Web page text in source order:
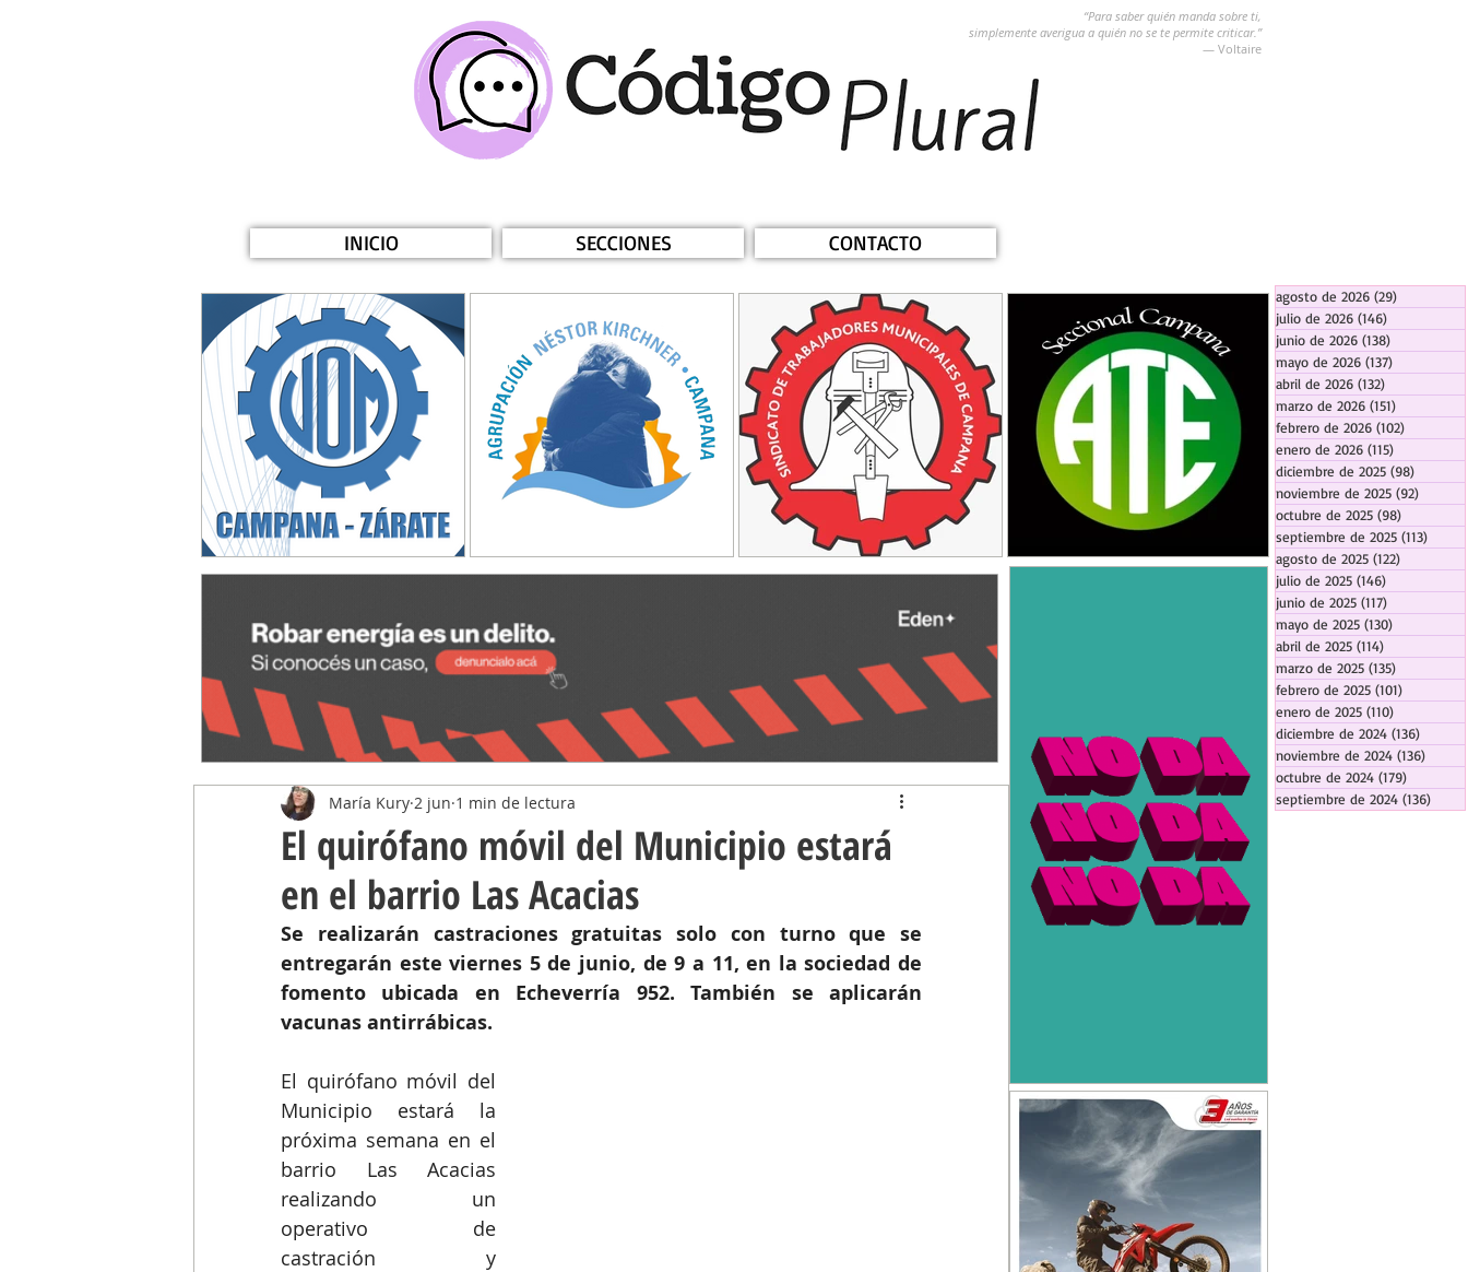
“Para saber quién manda sobre ti,
simplemente averigua a quién no se te permite criticar.”
― Voltaire
INICIO SECCIONES CONTACTO
El quirófano móvil del Municipio estará
en el barrio Las Acacias
María Kury 2 jun 1 min de lectura
Se realizarán castraciones gratuitas solo con turno que se
entregarán este viernes 5 de junio, de 9 a 11, en la sociedad de
fomento ubicada en Echeverría 952. También se aplicarán
vacunas antirrábicas.
El quirófano móvil del
Municipio estará la
próxima semana en el
barrio Las Acacias
realizando un
operativo de
castración y
agosto de 2026 (29)
julio de 2026 (146)
junio de 2026 (138)
mayo de 2026 (137)
abril de 2026 (132)
marzo de 2026 (151)
febrero de 2026 (102)
enero de 2026 (115)
diciembre de 2025 (98)
noviembre de 2025 (92)
octubre de 2025 (98)
septiembre de 2025 (113)
agosto de 2025 (122)
julio de 2025 (146)
junio de 2025 (117)
mayo de 2025 (130)
abril de 2025 (114)
marzo de 2025 (135)
febrero de 2025 (101)
enero de 2025 (110)
diciembre de 2024 (136)
noviembre de 2024 (136)
octubre de 2024 (179)
septiembre de 2024 (136)